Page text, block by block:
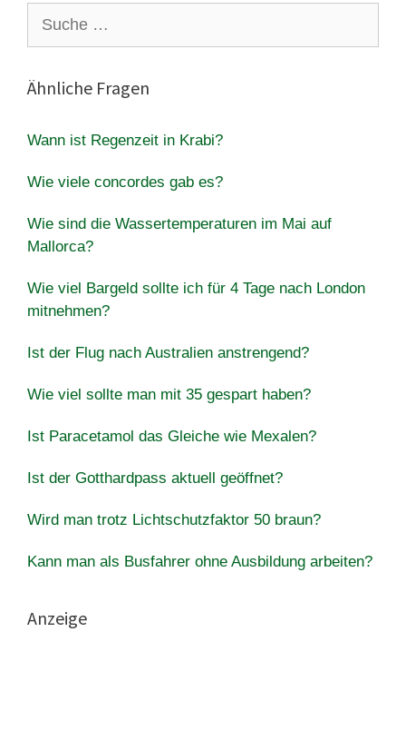
nach:
Ähnliche Fragen
Wann ist Regenzeit in Krabi?
Wie viele concordes gab es?
Wie sind die Wassertemperaturen im Mai auf
Mallorca?
Wie viel Bargeld sollte ich für 4 Tage nach London
mitnehmen?
Ist der Flug nach Australien anstrengend?
Wie viel sollte man mit 35 gespart haben?
Ist Paracetamol das Gleiche wie Mexalen?
Ist der Gotthardpass aktuell geöffnet?
Wird man trotz Lichtschutzfaktor 50 braun?
Kann man als Busfahrer ohne Ausbildung arbeiten?
Anzeige